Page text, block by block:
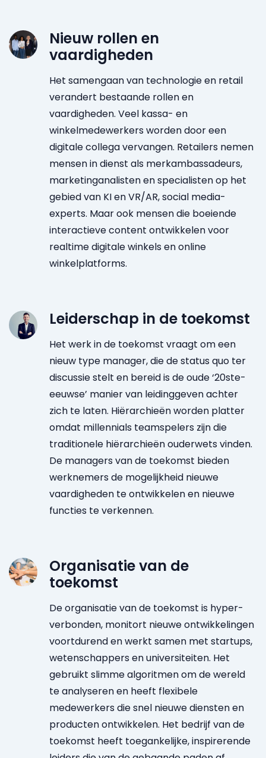
Nieuw rollen en
vaardigheden
Het samengaan van technologie en retail
verandert bestaande rollen en
vaardigheden. Veel kassa- en
winkelmedewerkers worden door een
digitale collega vervangen. Retailers nemen
mensen in dienst als merkambassadeurs,
marketinganalisten en specialisten op het
gebied van KI en VR/AR, social media-
experts. Maar ook mensen die boeiende
interactieve content ontwikkelen voor
realtime digitale winkels en online
winkelplatforms.
Leiderschap in de toekomst
Het werk in de toekomst vraagt om een
nieuw type manager, die de status quo ter
discussie stelt en bereid is de oude ‘20ste-
eeuwse’ manier van leidinggeven achter
zich te laten. Hiërarchieën worden platter
omdat millennials teamspelers zijn die
traditionele hiërarchieën ouderwets vinden.
De managers van de toekomst bieden
werknemers de mogelijkheid nieuwe
vaardigheden te ontwikkelen en nieuwe
functies te verkennen.
Organisatie van de
toekomst
De organisatie van de toekomst is hyper-
verbonden, monitort nieuwe ontwikkelingen
voortdurend en werkt samen met startups,
wetenschappers en universiteiten. Het
gebruikt slimme algoritmen om de wereld
te analyseren en heeft flexibele
medewerkers die snel nieuwe diensten en
producten ontwikkelen. Het bedrijf van de
toekomst heeft toegankelijke, inspirerende